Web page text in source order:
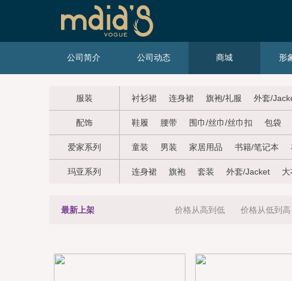
公司简介 公司动态 商城 形
服装 衬衫裙 连身裙 旗袍/礼服 外套/
配饰 鞋履 腰带 围巾/丝巾/丝巾扣 包袋
爱家系列 童装 男装 家居用品 书籍/笔记本
玛亚系列 连身裙 旗袍 套装 外套/Jacket
最新上架 价格从高到低 价格从低到高